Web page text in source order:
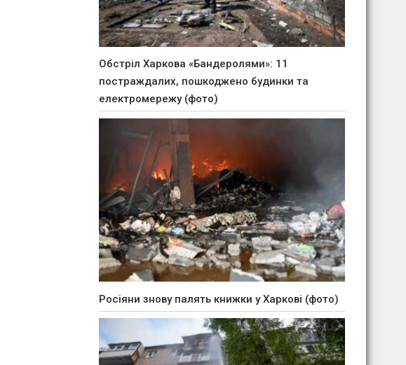
Обстріл Харкова «Бандеролями»: 11
постраждалих, пошкоджено будинки та
електромережу (фото)
Росіяни знову палять книжки у Харкові (фото)